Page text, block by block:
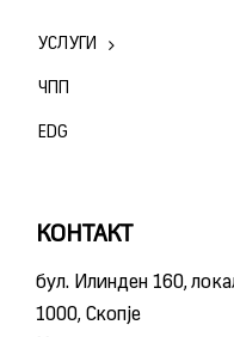
УСЛУГИ
ЧПП
ЕDG
КОНТАКТ
бул. Илинден 160,
1000, Скопје